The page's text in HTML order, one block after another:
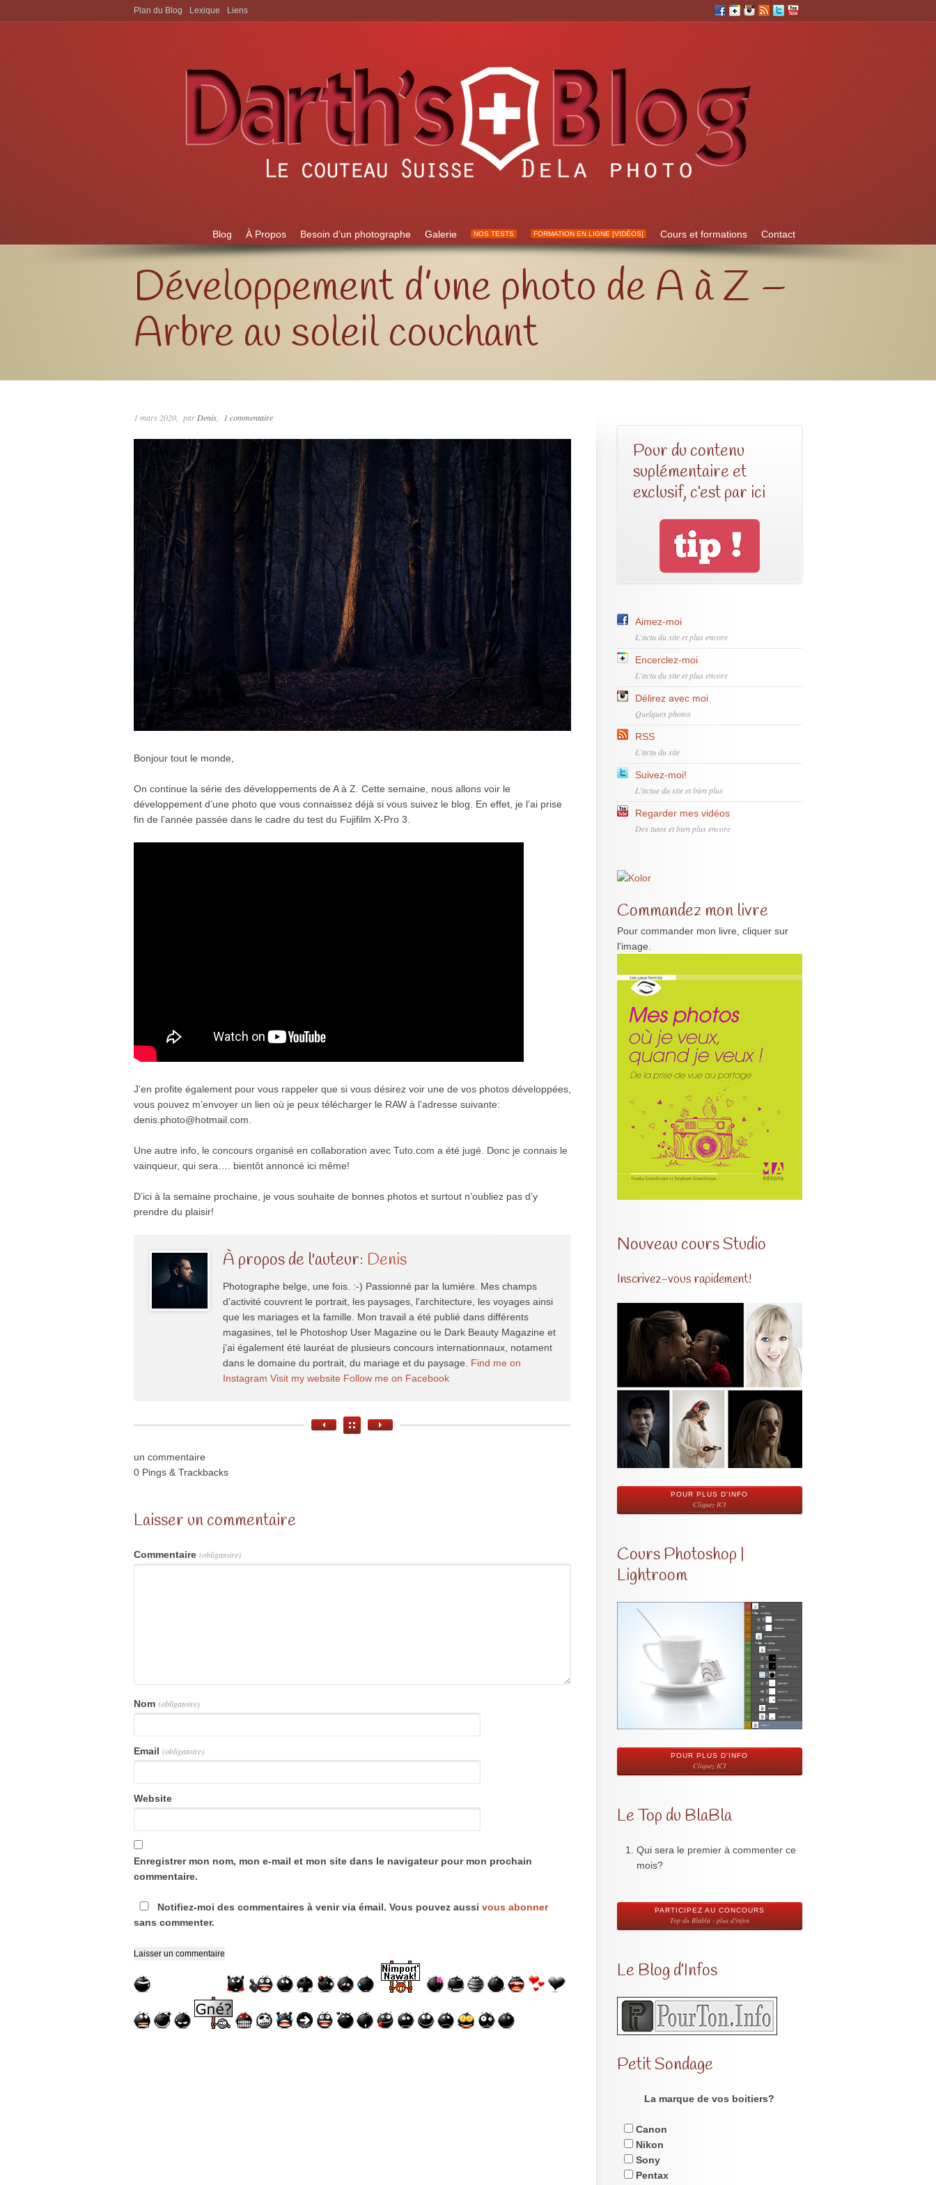
Aller à:
Blog À Propos Besoin d’un photographe Galerie NOS TESTS FORMATION EN LIGNE [VIDÉOS] Cours et formations Contact
Plan du Blog Lexique Liens
Développement d’une photo de A à Z –
Arbre au soleil couchant
1 mars 2020 par Denis 1 commentaire
Bonjour tout le monde,
On continue la série des développements de A à Z. Cette semaine, nous allons voir le
développement d’une photo que vous connaissez déjà si vous suivez le blog. En effet, je l’ai prise
fin de l’année passée dans le cadre du test du Fujifilm X-Pro 3.
J’en profite également pour vous rappeler que si vous désirez voir une de vos photos développées,
vous pouvez m’envoyer un lien où je peux télécharger le RAW à l’adresse suivante:
denis.photo@hotmail.com
Une autre info, le concours organisé en collaboration avec Tuto.com a été jugé. Donc je connais le
vainqueur, qui sera…. bientôt annoncé ici même!
D’ici à la semaine prochaine, je vous souhaite de bonnes photos et surtout n’oubliez pas d’y
prendre du plaisir!
À propos de l'auteur: Denis
Photographe belge, une fois. :-) Passionné par la lumière. Mes champs
d'activité couvrent le portrait, les paysages, l'architecture, les voyages ainsi
que les mariages et la famille. Mon travail a été publié dans différents
magasines, tel le Photoshop User Magazine ou le Dark Beauty Magazine et
j'ai également été lauréat de plusieurs concours internationnaux, notament
dans le domaine du portrait, du mariage et du paysage. Find me on
Instagram Visit my website Follow me on Facebook
un commentaire
0 Pings & Trackbacks
Laisser un commentaire
Commentaire (obligatoire)
Nom (obligatoire)
Email (obligatoire)
Website
Enregistrer mon nom, mon e-mail et mon site dans le navigateur pour mon prochain
commentaire.
Notifiez-moi des commentaires à venir via émail. Vous pouvez aussi vous abonner
sans commenter.
Pour du contenu
suplémentaire et
exclusif, c’est par ici
Aimez-moi
L'actu du site et plus encore
Encerclez-moi
L'actu du site et plus encore
Délirez avec moi
Quelques photos
RSS
L'actu du site
Suivez-moi!
L'actue du site et bien plus
Regarder mes vidéos
Des tutos et bien plus encore
Commandez mon livre
Pour commander mon livre, cliquer sur
l'image.
Nouveau cours Studio
Inscrivez-vous rapidement!
POUR PLUS D'INFO
Cliquez ICI
Cours Photoshop |
Lightroom
POUR PLUS D'INFO
Cliquez ICI
Le Top du BlaBla
Qui sera le premier à commenter ce
mois?
PARTICIPEZ AU CONCOURS
Top du Blabla - plus d'infos
Le Blog d’Infos
Petit Sondage
La marque de vos boitiers?
Canon
Nikon
Sony
Pentax